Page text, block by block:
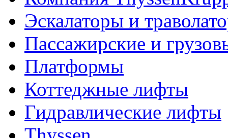
Эскалаторы и
Пассажирские и
Платформы
Коттеджные лифты
Гидравлические лифты